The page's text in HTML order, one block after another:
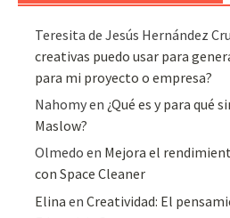
Teresita de Jesús Hernández
creativas puedo usar para
para mi proyecto o empresa?
Nahomyen ¿Qué es y para qué
Maslow?
Olmedo en Mejora el
con Space Cleaner
Elina enCreatividad: El